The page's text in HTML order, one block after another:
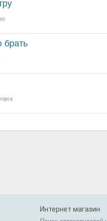
брать
Интернет магазин